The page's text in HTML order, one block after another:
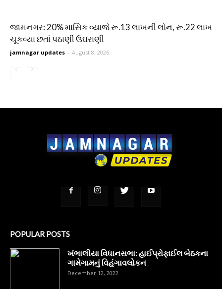
જામનગર: 20% માસિક વ્યાજે રૂ.13 લાખની લોન, રૂ.22 લાખ
ચૂકવ્યા છતાં પઠાણી ઉઘરાણી
jamnagar updates - August 8, 2026
POPULAR POSTS
ખંભાલીયા વિધાનસભા: હાઈપ્રોફાઈલ બેઠકના
ગામેગામનું વિહંગાવલોકન
December 12, 2022